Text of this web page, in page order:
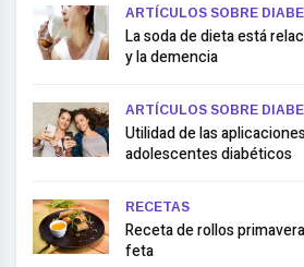
ARTÍCULOS SOBRE
La soda de dieta está
y la demencia
ARTÍCULOS SOBRE
Utilidad de las
adolescentes diabéticos
RECETAS
Receta de rollos
feta